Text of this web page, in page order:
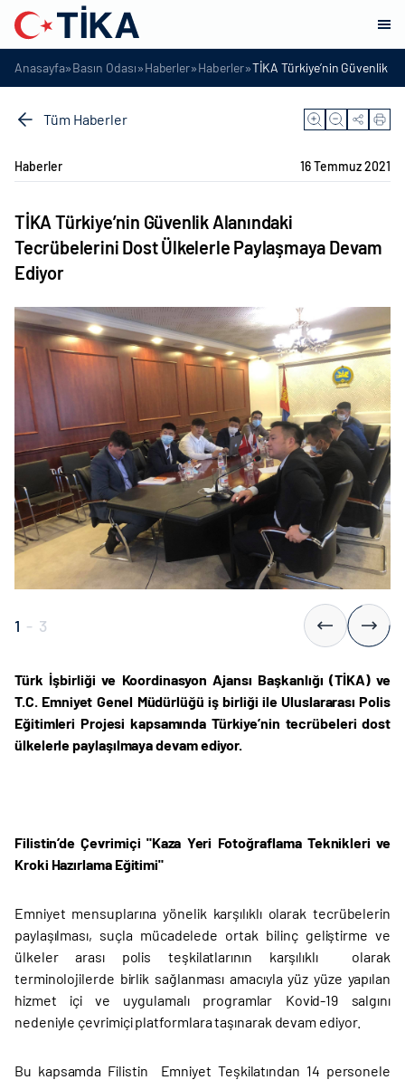
Anasayfa»Basın Odası»Haberler»Haberler»TİKA Türkiye’nin Güvenlik
Tüm Haberler
Haberler 16 Temmuz 2021
TİKA Türkiye’nin Güvenlik Alanındaki
Tecrübelerini Dost Ülkelerle Paylaşmaya Devam
Ediyor
1 - 3
Türk İşbirliği ve Koordinasyon Ajansı Başkanlığı (TİKA) ve
T.C. Emniyet Genel Müdürlüğü iş birliği ile Uluslararası Polis
Eğitimleri Projesi kapsamında Türkiye’nin tecrübeleri dost
ülkelerle paylaşılmaya devam ediyor.
Filistin’de Çevrimiçi "Kaza Yeri Fotoğraflama Teknikleri ve
Kroki Hazırlama Eğitimi"
Emniyet mensuplarına yönelik karşılıklı olarak tecrübelerin
paylaşılması, suçla mücadelede ortak bilinç geliştirme ve
ülkeler arası polis teşkilatlarının karşılıklı olarak
terminolojilerde birlik sağlanması amacıyla yüz yüze yapılan
hizmet içi ve uygulamalı programlar Kovid-19 salgını
nedeniyle çevrimiçi platformlara taşınarak devam ediyor.
Bu kapsamda Filistin Emniyet Teşkilatından 14 personele